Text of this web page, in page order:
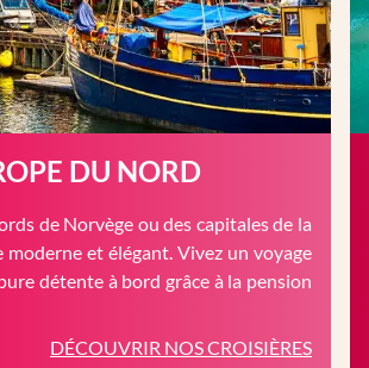
DU NORD
de Norvège ou des capitales de la
et élégant. Vivez un voyage
détente à bord grâce à la pension
DÉCOUVRIR NOS CROISIÈRES